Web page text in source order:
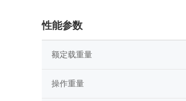
性能参数
额定载重量
操作重量